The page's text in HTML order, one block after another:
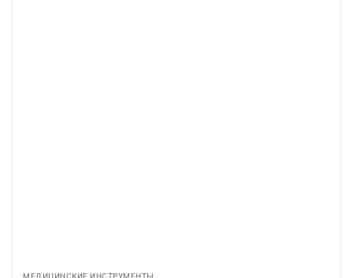
МЕДИЦИНСКИЕ ИНСТРУМЕНТЫ